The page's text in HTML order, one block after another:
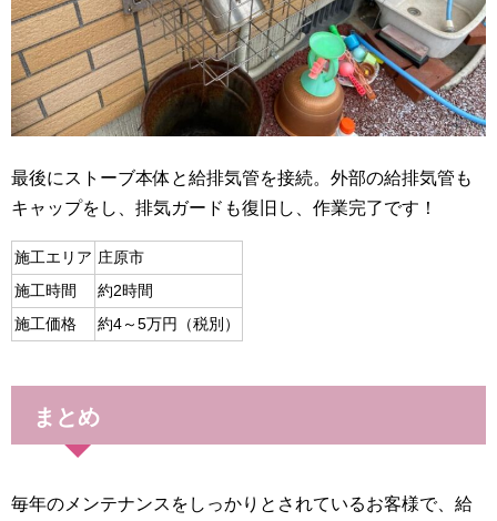
最後にストーブ本体と給排気管を接続。外部の給排気管も
キャップをし、排気ガードも復旧し、作業完了です！
施工エリア 庄原市
施工時間
約2時間
施工価格
約4～5万円（税別）
まとめ
毎年のメンテナンスをしっかりとされているお客様で、給